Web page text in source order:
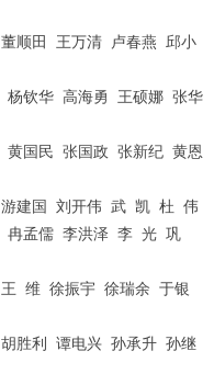
董顺田 王万清 卢春燕
邱小
杨钦华 高海勇 王硕娜 张华
黄国民 张国政 张新纪 黄恩
游建国 刘开伟 武 凯 杜 伟
冉孟儒 李洪泽 李 光 巩
王 维 徐振宇 徐瑞余 于银
胡胜利 谭电兴 孙承升 孙继